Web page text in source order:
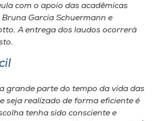
com o apoio das acadêmicas
Bruna Garcia Schuermann e
A entrega dos laudos ocorrerá
grande parte do tempo da vida das
seja realizado de forma eficiente é
tenha sido consciente e